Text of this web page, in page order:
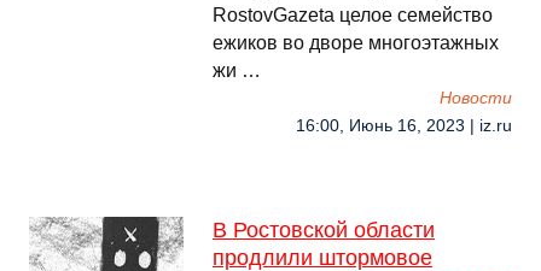
RostovGazeta целое семейство
ежиков во дворе многоэтажных
жи …
Новости
16:00, Июнь 16, 2023 | iz.ru
В Ростовской области
продлили штормовое